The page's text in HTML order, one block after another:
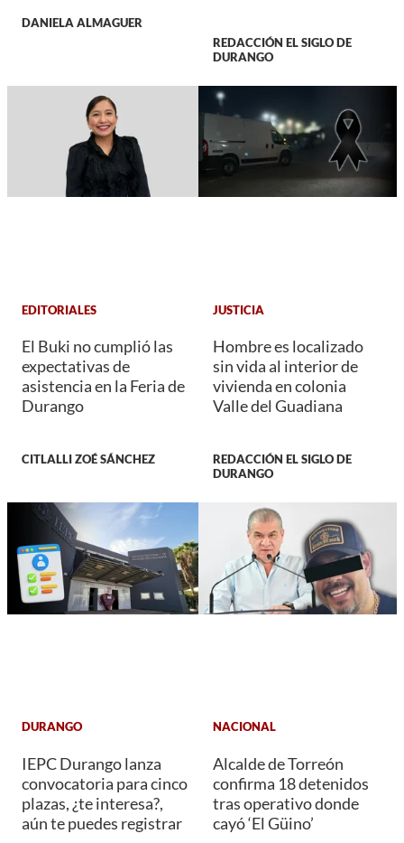
DANIELA ALMAGUER
REDACCIÓN EL SIGLO DE
DURANGO
EDITORIALES
El Buki no cumplió las
expectativas de
asistencia en la Feria de
Durango
CITLALLI ZOÉ SÁNCHEZ
JUSTICIA
Hombre es localizado
sin vida al interior de
vivienda en colonia
Valle del Guadiana
REDACCIÓN EL SIGLO DE
DURANGO
DURANGO
IEPC Durango lanza
convocatoria para cinco
plazas, ¿te interesa?,
aún te puedes registrar
NACIONAL
Alcalde de Torreón
confirma 18 detenidos
tras operativo donde
cayó ‘El Güino’